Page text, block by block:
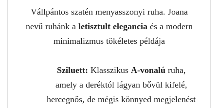
Vállpántos szatén menyasszonyi ruha. Joana
nevű ruhánk a letisztult eleganciaés a modern
minimalizmus tökéletes példája
Sziluett: Klasszikus A-vonalúruha,
amely a deréktól lágyan bővül kifelé,
hercegnős, de mégis könnyed megjelenést